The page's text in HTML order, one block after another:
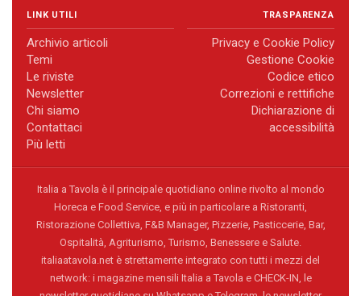
LINK UTILI
Archivio articoli
Temi
Le riviste
Newsletter
Chi siamo
Contattaci
Più letti
TRASPARENZA
Privacy e Cookie Policy
Gestione Cookie
Codice etico
Correzioni e rettifiche
Dichiarazione di
accessibilità
Italia a Tavola è il principale quotidiano online rivolto al mondo
Horeca e Food Service, e più in particolare a Ristoranti,
Ristorazione Collettiva, F&B Manager, Pizzerie, Pasticcerie, Bar,
Ospitalità, Agriturismo, Turismo, Benessere e Salute.
italiaatavola.net è strettamente integrato con tutti i mezzi del
network: i magazine mensili Italia a Tavola e CHECK-IN, le